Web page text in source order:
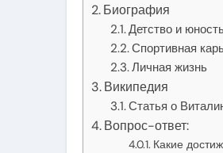
Биография
Детство и
Спортивная
Личная жизнь
Википедия
Статья о
Вопрос-ответ:
Какие